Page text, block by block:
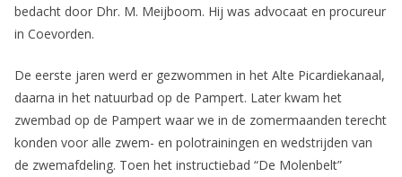
bedacht door Dhr. M. Meijboom. Hij was advocaat en procureur
in Coevorden.
De eerste jaren werd er gezwommen in het Alte Picardiekanaal,
daarna in het natuurbad op de Pampert. Later kwam het
zwembad op de Pampert waar we in de zomermaanden terecht
konden voor alle zwem- en polotrainingen en wedstrijden van
de zwemafdeling. Toen het instructiebad “De Molenbelt”